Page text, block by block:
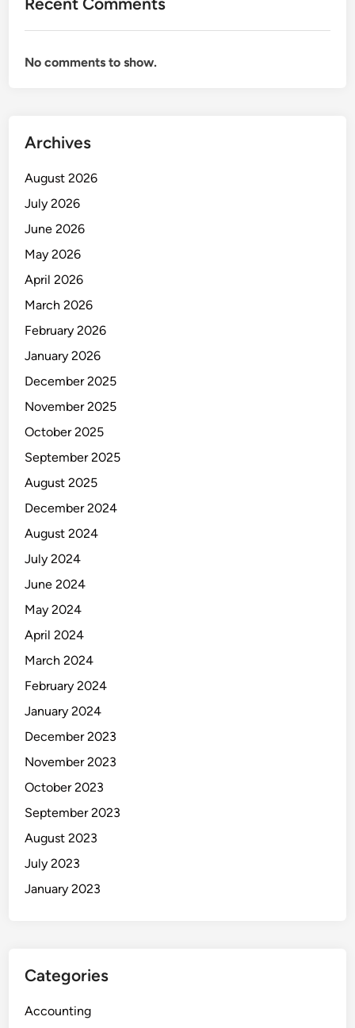
No comments to show.
Archives
August 2026
July 2026
June 2026
May 2026
April 2026
March 2026
February 2026
January 2026
December 2025
November 2025
October 2025
September 2025
August 2025
December 2024
August 2024
July 2024
June 2024
May 2024
April 2024
March 2024
February 2024
January 2024
December 2023
November 2023
October 2023
September 2023
August 2023
July 2023
January 2023
Categories
Accounting